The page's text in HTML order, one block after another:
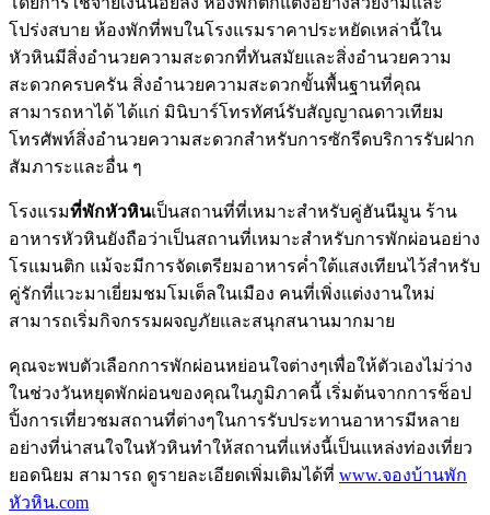
โปร่งสบาย ห้องพักที่พบในโรงแรมราคาประหยัดเหล่านี้ใน
หัวหินมีสิ่งอำนวยความสะดวกที่ทันสมัยและสิ่งอำนวยความ
สะดวกครบครัน สิ่งอำนวยความสะดวกขั้นพื้นฐานที่คุณ
สามารถหาได้ ได้แก่ มินิบาร์โทรทัศน์รับสัญญาณดาวเทียม
โทรศัพท์สิ่งอำนวยความสะดวกสำหรับการซักรีดบริการรับฝาก
สัมภาระและอื่น ๆ
โรงแรมที่พักหัวหินเป็นสถานที่ที่เหมาะสำหรับคู่ฮันนีมูน ร้าน
อาหารหัวหินยังถือว่าเป็นสถานที่เหมาะสำหรับการพักผ่อนอย่าง
โรแมนติก แม้จะมีการจัดเตรียมอาหารค่ำใต้แสงเทียนไว้สำหรับ
คู่รักที่แวะมาเยี่ยมชมโมเต็ลในเมือง คนที่เพิ่งแต่งงานใหม่
สามารถเริ่มกิจกรรมผจญภัยและสนุกสนานมากมาย
คุณจะพบตัวเลือกการพักผ่อนหย่อนใจต่างๆเพื่อให้ตัวเองไม่ว่าง
ในช่วงวันหยุดพักผ่อนของคุณในภูมิภาคนี้ เริ่มต้นจากการช็อป
ปิ้งการเที่ยวชมสถานที่ต่างๆในการรับประทานอาหารมีหลาย
อย่างที่น่าสนใจในหัวหินทำให้สถานที่แห่งนี้เป็นแหล่งท่องเที่ยว
ยอดนิยม สามารถ ดูรายละเอียดเพิ่มเติมได้ที่ www.จองบ้านพัก
หัวหิน.com